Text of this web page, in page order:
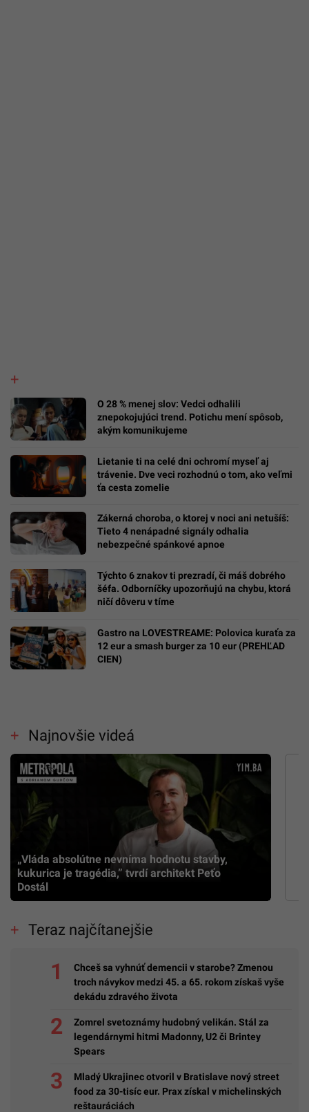
O 28 % menej slov: Vedci odhalili
znepokojujúci trend. Potichu mení spôsob,
akým komunikujeme
Lietanie ti na celé dni ochromí myseľ aj
trávenie. Dve veci rozhodnú o tom, ako veľmi
ťa cesta zomelie
Zákerná choroba, o ktorej v noci ani netušíš:
Tieto 4 nenápadné signály odhalia
nebezpečné spánkové apnoe
Týchto 6 znakov ti prezradí, či máš dobrého
šéfa. Odborníčky upozorňujú na chybu, ktorá
ničí dôveru v tíme
Gastro na LOVESTREAME: Polovica kuraťa za
12 eur a smash burger za 10 eur (PREHĽAD
CIEN)
Najnovšie videá
„Vláda absolútne nevníma hodnotu stavby,
kukurica je tragédia,” tvrdí architekt Peťo
Dostál
Teraz najčítanejšie
Chceš sa vyhnúť demencii v starobe? Zmenou
troch návykov medzi 45. a 65. rokom získaš vyše
dekádu zdravého života
Zomrel svetoznámy hudobný velikán. Stál za
legendárnymi hitmi Madonny, U2 či Brintey
Spears
Mladý Ukrajinec otvoril v Bratislave nový street
food za 30-tisíc eur. Prax získal v michelinských
reštauráciách